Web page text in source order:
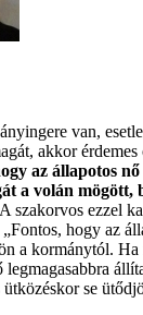
van,
akkor érdemes
az állapotos
a volán mögött,
A szakorvos ezzel
hogy az
a kormánytól. Ha
legmagasabbra
se